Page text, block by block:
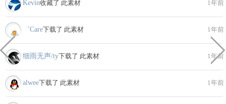
Kevin收藏了 此素材 1年前
゛Care下载了 此素材 1年前
细雨无声/ty下载了 此素材 1年前
alwee下载了 此素材 1年前